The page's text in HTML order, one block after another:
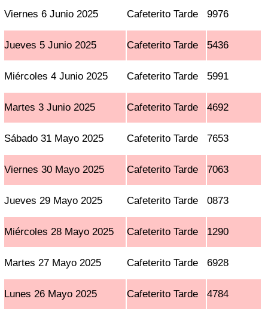
Viernes 6 Junio 2025 Cafeterito Tarde 9976
Jueves 5 Junio 2025 Cafeterito Tarde 5436
Miércoles 4 Junio 2025 Cafeterito Tarde 5991
Martes 3 Junio 2025 Cafeterito Tarde 4692
Sábado 31 Mayo 2025 Cafeterito Tarde 7653
Viernes 30 Mayo 2025 Cafeterito Tarde 7063
Jueves 29 Mayo 2025 Cafeterito Tarde 0873
Miércoles 28 Mayo 2025 Cafeterito Tarde 1290
Martes 27 Mayo 2025 Cafeterito Tarde 6928
Lunes 26 Mayo 2025 Cafeterito Tarde 4784